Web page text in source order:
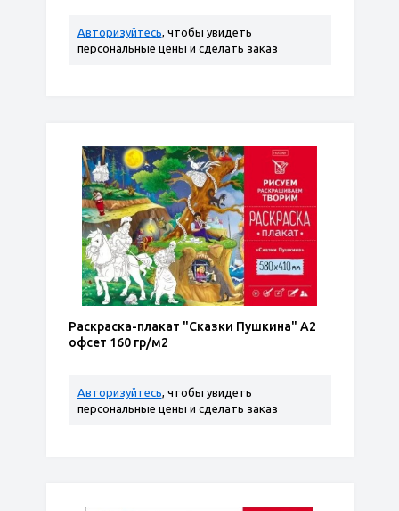
Авторизуйтесь, чтобы увидеть
персональные цены и сделать заказ
Раскраска-плакат "Сказки Пушкина" А2
офсет 160 гр/м2
Авторизуйтесь, чтобы увидеть
персональные цены и сделать заказ